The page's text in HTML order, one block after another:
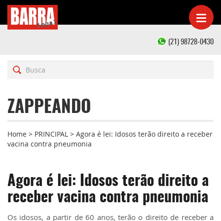
(21) 98728-0430
ZAPPEANDO
Home > PRINCIPAL > Agora é lei: Idosos terão direito a receber
vacina contra pneumonia
Agora é lei: Idosos terão direito a
receber vacina contra pneumonia
Os idosos, a partir de 60 anos, terão o direito de receber a